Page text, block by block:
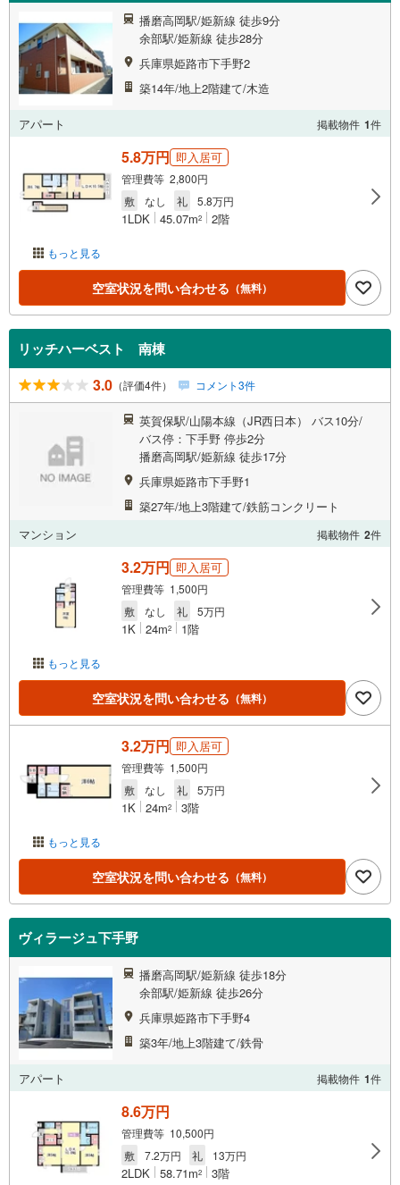
播磨高岡駅/姫新線 徒歩9分
余部駅/姫新線 徒歩28分
兵庫県姫路市下手野2
築14年/地上2階建て/木造
アパート 掲載物件 1件
もっと見る
5.8万円 即入居可
管理費等 2,800円
敷
なし 礼 5.8万円
1LDK 45.07m2 2階
空室状況を問い合わせる （無料）
リッチハーベスト 南棟
3.0 （評価4件） コメント3件
英賀保駅/山陽本線（JR西日本） バス10分/
バス停：下手野 停歩2分
播磨高岡駅/姫新線 徒歩17分
兵庫県姫路市下手野1
築27年/地上3階建て/鉄筋コンクリート
マンション
掲載物件 2件
もっと見る
3.2万円 即入居可
管理費等 1,500円
敷
なし 礼 5万円
1K 24m2 1階
空室状況を問い合わせる （無料）
もっと見る
3.2万円 即入居可
管理費等 1,500円
敷
なし 礼 5万円
1K 24m2 3階
空室状況を問い合わせる （無料）
ヴィラージュ下手野
播磨高岡駅/姫新線 徒歩18分
余部駅/姫新線 徒歩26分
兵庫県姫路市下手野4
築3年/地上3階建て/鉄骨
アパート 掲載物件 1件
8.6万円
管理費等 10,500円
敷
7.2万円 礼 13万円
2LDK 58.71m2 3階